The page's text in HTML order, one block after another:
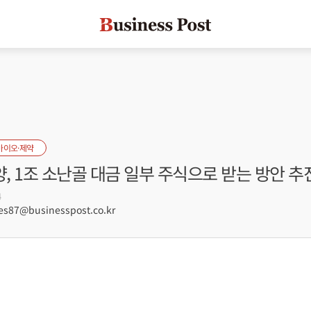
이오·제약
1조 소난골 대금 일부 주식으로 받는 방안 추